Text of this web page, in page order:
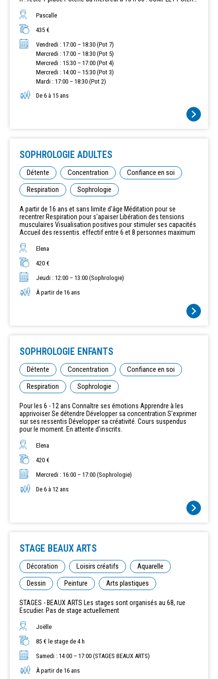
COMPLET Possibilité de mettre votre enfant en liste d'attente.
Pascalle
435 €
Vendredi : 17:00 – 18:30 (Pot 7)
Mercredi : 17:00 – 18:30 (Pot 5)
Mercredi : 15:30 – 17:00 (Pot 4)
Mercredi : 14:00 – 15:30 (Pot 3)
Mardi : 17:00 – 18:30 (Pot 2)
De 6 à 15 ans
SOPHROLOGIE ADULTES
Détente Concentration
Confiance en soi
Respiration
Sophrologie
A partir de 16 ans et sans limite d'âge Méditation pour se
recentrer Respiration pour s'apaiser Libération des tensions
musculaires Visualisation positives pour stimuler ses capacités
Accueil des ressentis. effectif entre 6 et 8 personnes maximum
Elena
420 €
Jeudi : 12:00 – 13:00 (Sophrologie)
À partir de 16 ans
SOPHROLOGIE ENFANTS
Détente Concentration
Confiance en soi
Respiration
Sophrologie
Pour les 6 - 12 ans Connaître ses émotions Apprendre à les
apprivoiser Se détendre Développer sa concentration S'exprimer
sur ses ressentis Développer sa créativité. Cours suspendus
pour le moment. En attente d'inscrits.
Elena
420 €
Mercredi : 16:00 – 17:00 (Sophrologie)
De 6 à 12 ans
STAGE BEAUX ARTS
Décoration Loisirs créatifs
Aquarelle
Dessin
Peinture Arts plastiques
STAGES - BEAUX ARTS Les stages sont organisés au 68, rue
Escudier. Pas de stage actuellement
Joëlle
85 € le stage de 4 h
Samedi : 14:00 – 17:00 (STAGES BEAUX ARTS)
À partir de 16 ans